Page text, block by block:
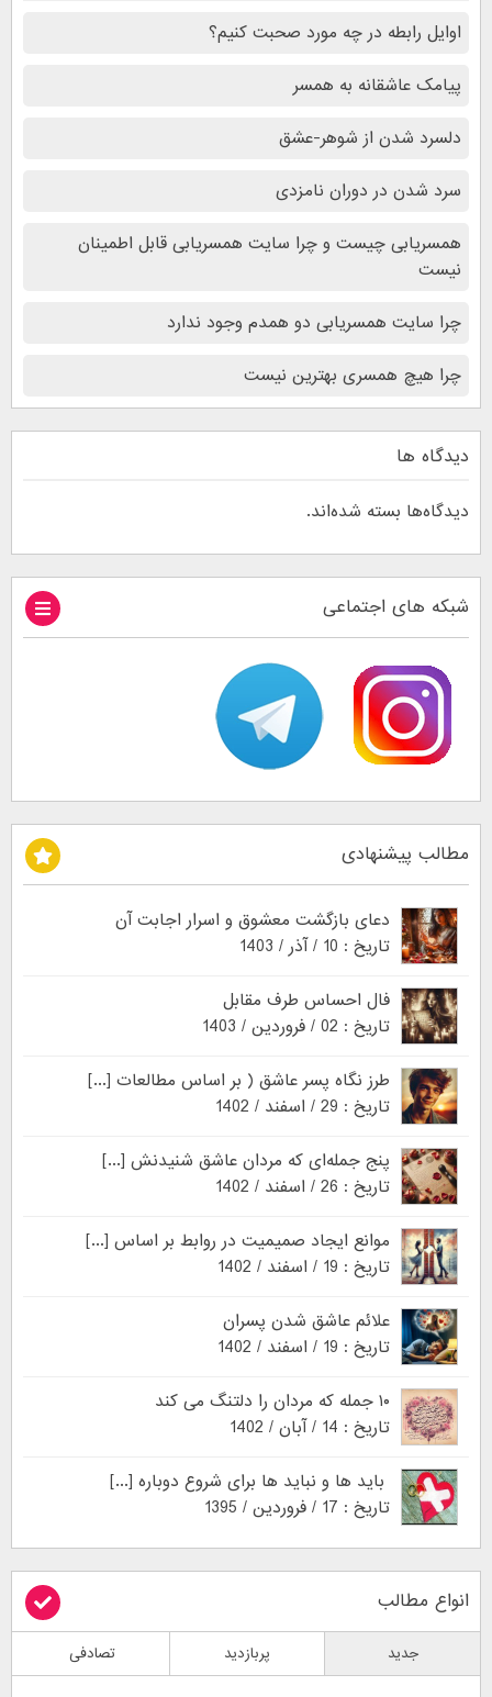
اوایل رابطه در چه مورد صحبت کنیم؟
پیامک عاشقانه به همسر
دلسرد شدن از شوهر-عشق
سرد شدن در دوران نامزدی
همسریابی چیست و چرا سایت همسریابی قابل اطمینان
نیست
چرا سایت همسریابی دو همدم وجود ندارد
چرا هیچ همسری بهترین نیست
دیدگاه ها
دیدگاه‌ها بسته شده‌اند.
شبکه های اجتماعی
مطالب پیشنهادی
دعای بازگشت معشوق و اسرار اجابت آن
تاریخ : 10 / آذر / 1403
فال احساس طرف مقابل
تاریخ : 02 / فروردین / 1403
طرز نگاه پسر عاشق ( بر اساس مطالعات [...]
تاریخ : 29 / اسفند / 1402
پنج جمله‌ای که مردان عاشق شنیدنش [...]
تاریخ : 26 / اسفند / 1402
موانع ایجاد صمیمیت در روابط بر اساس [...]
تاریخ : 19 / اسفند / 1402
علائم عاشق شدن پسران
تاریخ : 19 / اسفند / 1402
۱۰ جمله که مردان را دلتنگ می کند
تاریخ : 14 / آبان / 1402
باید ها و نباید ها برای شروع دوباره [...]
تاریخ : 17 / فروردین / 1395
انواع مطالب
جدید پربازدید تصادفی